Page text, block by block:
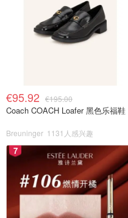
€95.92 €195.00
Coach COACH Loafer 黑色乐福鞋
Breuninger 1131人感兴趣
7